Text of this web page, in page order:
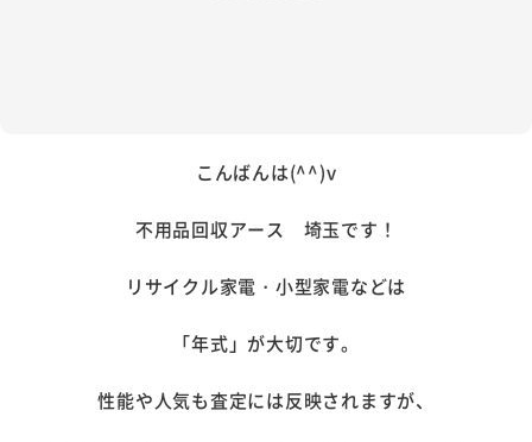
こんばんは(^^)v
不用品回収アース 埼玉です！
リサイクル家電・小型家電などは
「年式」が大切です。
性能や人気も査定には反映されますが、